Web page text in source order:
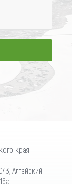
края
Алтайский